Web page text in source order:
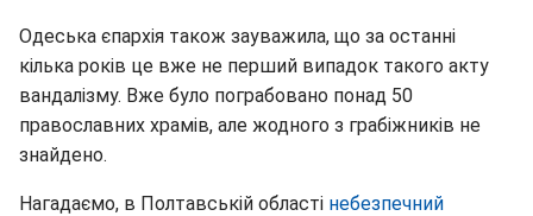
Одеська єпархія також зауважила, що за останні
кілька років це вже не перший випадок такого акту
вандалізму. Вже було пограбовано понад 50
православних храмів, але жодного з грабіжників не
знайдено.
Нагадаємо, в Полтавській області небезпечний